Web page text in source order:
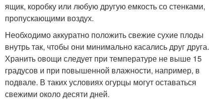
ящик, коробку или любую другую емкость со стенками,
пропускающими воздух.
Необходимо аккуратно положить свежие сухие плоды
внутрь так, чтобы они минимально касались друг друга.
Хранить овощи следует при температуре не выше 15
градусов и при повышенной влажности, например, в
подвале. В таких условиях огурцы могут оставаться
свежими около десяти дней.